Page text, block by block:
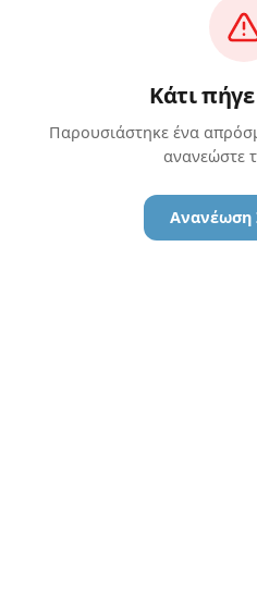
Κάτι
Παρουσιάστηκε ένα
ανανεώστε
Ανανέωση